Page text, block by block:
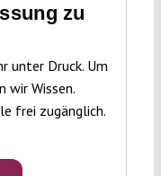
zu
unter Druck. Um
wir Wissen.
frei zugänglich.